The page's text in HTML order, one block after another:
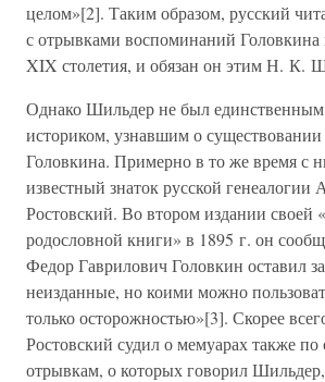
целом»[2]. Таким образом, русский
с отрывками воспоминаний Головкина
XIX столетия, и обязан он этим Н. К.
Однако Шильдер не был
историком, узнавшим о
Головкина. Примерно в то же время с
известный знаток русской
Ростовский. Во втором издании своей
родословной книги» в 1895 г. он
Федор Гаврилович Головкин оставил
неизданные, но коими можно
только осторожностью»[3]. Скорее
Ростовский судил о мемуарах также
отрывкам, о которых говорил